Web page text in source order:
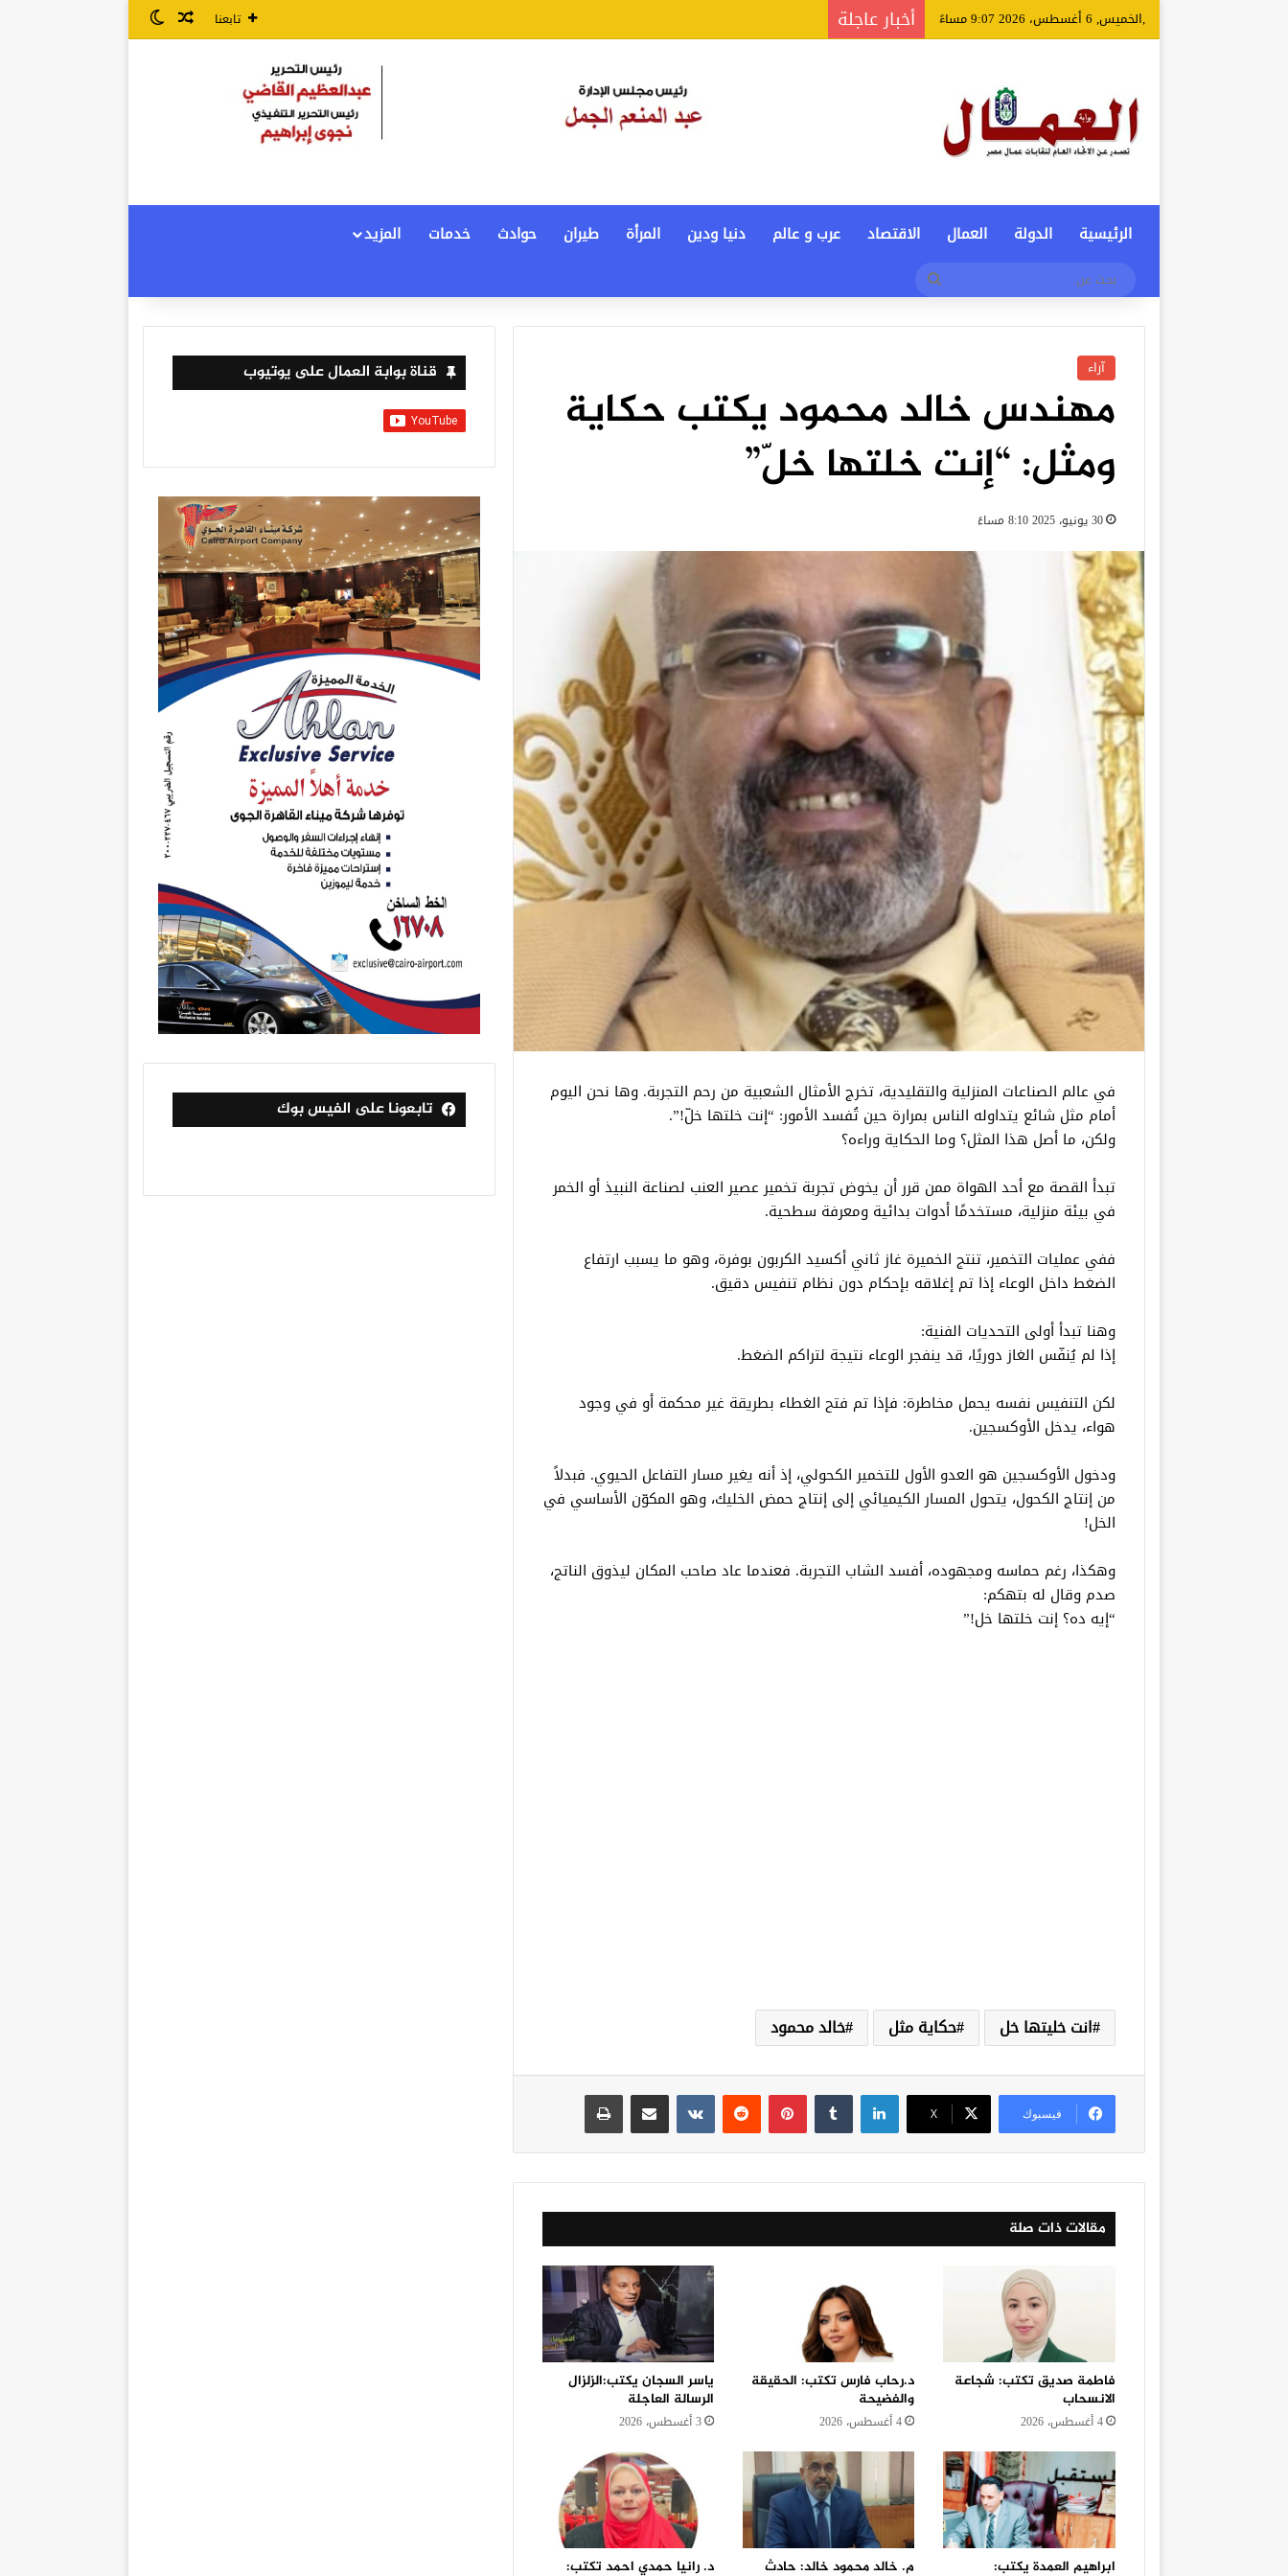
,الخميس, 6 أغسطس، 2026 9:07 مساءً أخبار عاجلة تابعنا مقال عشوائي
الوضع المظلم
الرئيسية الدولة العمال الاقتصاد عرب و عالم دنيا ودين المرأة طيران حوادث خدمات
المزيد
آراء
مهندس خالد محمود يكتب حكاية
ومثل: “إنت خلتها خلّ”
30 يونيو، 2025 8:10 مساءً
في عالم الصناعات المنزلية والتقليدية، تخرج الأمثال الشعبية من رحم التجربة. وها نحن اليوم
أمام مثل شائع يتداوله الناس بمرارة حين تُفسد الأمور: “إنت خلتها خلّ!”.
ولكن، ما أصل هذا المثل؟ وما الحكاية وراءه؟
تبدأ القصة مع أحد الهواة ممن قرر أن يخوض تجربة تخمير عصير العنب لصناعة النبيذ أو الخمر
في بيئة منزلية، مستخدمًا أدوات بدائية ومعرفة سطحية.
ففي عمليات التخمير، تنتج الخميرة غاز ثاني أكسيد الكربون بوفرة، وهو ما يسبب ارتفاع
الضغط داخل الوعاء إذا تم إغلاقه بإحكام دون نظام تنفيس دقيق.
وهنا تبدأ أولى التحديات الفنية:
إذا لم يُنفّس الغاز دوريًا، قد ينفجر الوعاء نتيجة لتراكم الضغط.
لكن التنفيس نفسه يحمل مخاطرة: فإذا تم فتح الغطاء بطريقة غير محكمة أو في وجود
هواء، يدخل الأوكسجين.
ودخول الأوكسجين هو العدو الأول للتخمير الكحولي، إذ أنه يغير مسار التفاعل الحيوي. فبدلاً
من إنتاج الكحول، يتحول المسار الكيميائي إلى إنتاج حمض الخليك، وهو المكوّن الأساسي في
الخل!
وهكذا، رغم حماسه ومجهوده، أفسد الشاب التجربة. فعندما عاد صاحب المكان ليذوق الناتج،
صدم وقال له بتهكم:
“إيه ده؟ إنت خلتها خل!”
انت خليتها خل حكاية مثل خالد محمود
فيسبوك ‫X
لينكدإن بينتيريست
مقالات ذات صلة
فاطمة صديق تكتب: شجاعة
الانسحاب
4 أغسطس، 2026
د.رحاب فارس تكتب: الحقيقة
والفضيحة
4 أغسطس، 2026
ياسر السجان يكتب:الزلزال
الرسالة العاجلة
3 أغسطس، 2026
ابراهيم العمدة يكتب:
م. خالد محمود خالد: حادث
د. رانيا حمدي احمد تكتب:
قناة بوابة العمال على يوتيوب
تابعونا على الفيس بوك